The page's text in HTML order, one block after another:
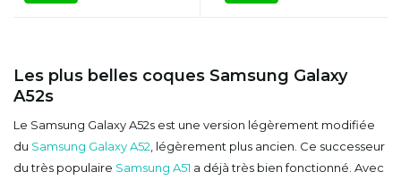
Les plus belles coques Samsung Galaxy
A52s
Le Samsung Galaxy A52s est une version légèrement modifiée
du Samsung Galaxy A52 , légèrement plus ancien. Ce successeur
du très populaire Samsung A51 a déjà très bien fonctionné. Avec